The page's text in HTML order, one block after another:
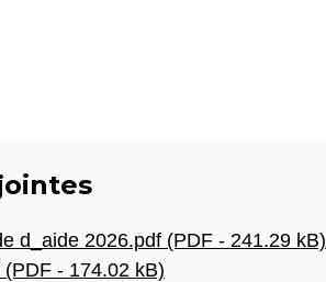
d_aide 2026.pdf (PDF - 241.29 kB)
- 174.02 kB)